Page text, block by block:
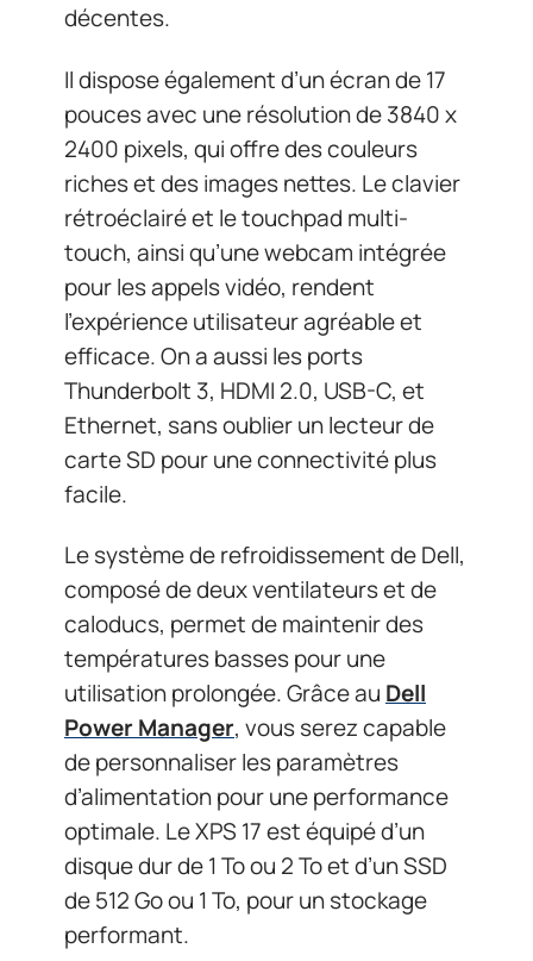
décentes.
Il dispose également d’un écran de 17
pouces avec une résolution de 3840 x
2400 pixels, qui offre des couleurs
riches et des images nettes. Le clavier
rétroéclairé et le touchpad multi-
touch, ainsi qu’une webcam intégrée
pour les appels vidéo, rendent
l’expérience utilisateur agréable et
efficace. On a aussi les ports
Thunderbolt 3, HDMI 2.0, USB-C, et
Ethernet, sans oublier un lecteur de
carte SD pour une connectivité plus
facile.
Le système de refroidissement de Dell,
composé de deux ventilateurs et de
caloducs, permet de maintenir des
températures basses pour une
utilisation prolongée. Grâce au Dell
Power Manager, vous serez capable
de personnaliser les paramètres
d’alimentation pour une performance
optimale. Le XPS 17 est équipé d’un
disque dur de 1 To ou 2 To et d’un SSD
de 512 Go ou 1 To, pour un stockage
performant.